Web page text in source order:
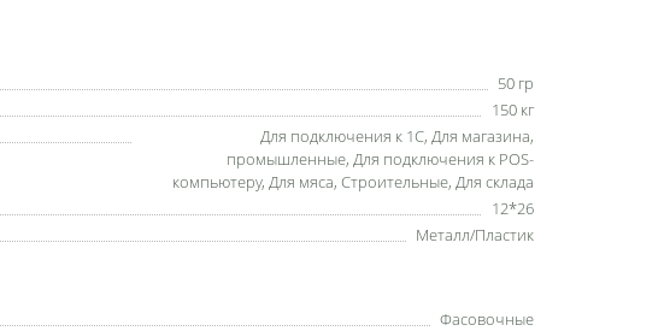
50 гр
150 кг
Для подключения к 1С, Для магазина,
промышленные, Для подключения к POS-
компьютеру, Для мяса, Строительные, Для склада
12*26
Металл/Пластик
Фасовочные